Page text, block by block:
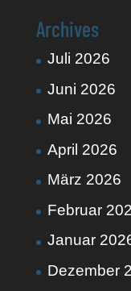
Archives
Juli 2026
Juni 2026
Mai 2026
April 2026
März 2026
Februar
Januar
Dezember